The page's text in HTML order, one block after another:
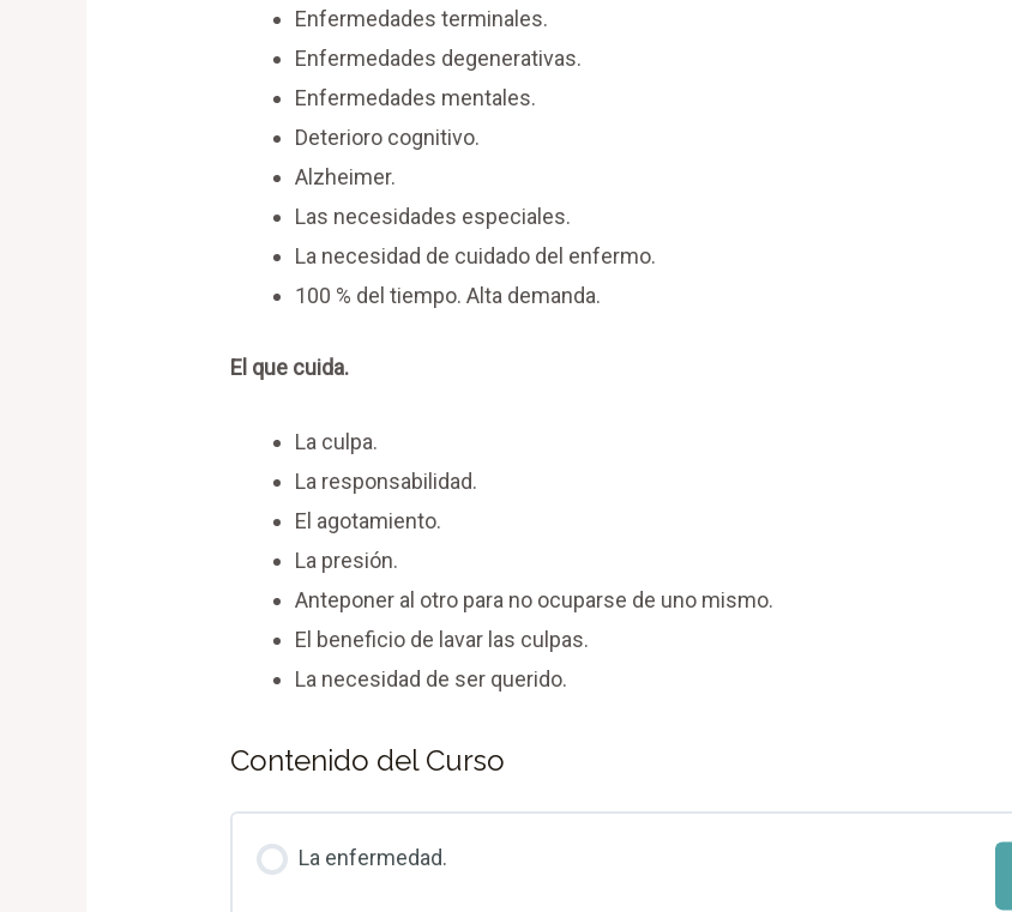
Enfermedades terminales.
Enfermedades degenerativas.
Enfermedades mentales.
Deterioro cognitivo.
Alzheimer.
Las necesidades especiales.
La necesidad de cuidado del enfermo.
100 % del tiempo. Alta demanda.
El que cuida.
La culpa.
La responsabilidad.
El agotamiento.
La presión.
Anteponer al otro para no ocuparse de uno mismo.
El beneficio de lavar las culpas.
La necesidad de ser querido.
Contenido del Curso
La enfermedad.